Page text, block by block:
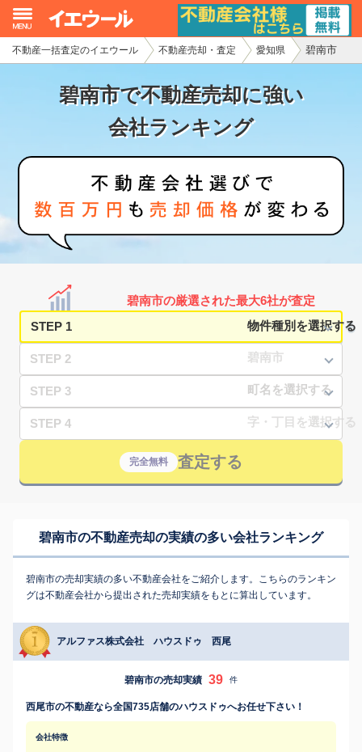
不動産一括査定のイエウール 不動産売却・査定 愛知県 碧南市
碧南市で不動産売却に強い
会社ランキング
碧南市の厳選された最大6社が査定
STEP 1
STEP 2
STEP 3
STEP 4
完全無料 査定する
碧南市の不動産売却の実績の多い会社ランキング
碧南市の売却実績の多い不動産会社をご紹介します。こちらのランキン
グは不動産会社から提出された売却実績をもとに算出しています。
アルファス株式会社 ハウスドゥ 西尾
碧南市の売却実績 39 件
西尾市の不動産なら全国735店舗のハウスドゥへお任せ下さい！
会社特徴
イエウール加盟希望の不動産会社様
初めての方へ
不動産の売却・一括査定
家査定シミュレーター
お問い合わせ